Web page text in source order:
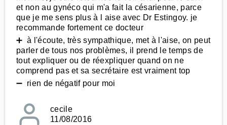
et non au gynéco qui m'a fait la césarienne, parce
que je me sens plus à l aise avec Dr Estingoy. je
recommande fortement ce docteur
➕ à l'écoute, très sympathique, met à l'aise, on peut
parler de tous nos problèmes, il prend le temps de
tout expliquer ou de réexpliquer quand on ne
comprend pas et sa secrétaire est vraiment top
➖ rien de négatif pour moi
cecile
11/08/2016